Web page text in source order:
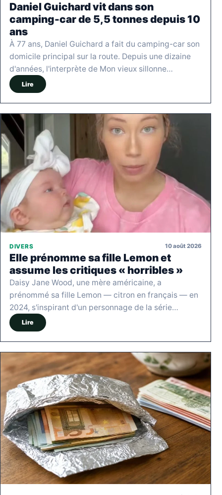
Daniel Guichard vit dans son
camping-car de 5,5 tonnes depuis 10
ans
À 77 ans, Daniel Guichard a fait du camping-car son
domicile principal sur la route. Depuis une dizaine
d'années, l'interprète de Mon vieux sillonne…
Lire
DIVERS 10 août 2026
Elle prénomme sa fille Lemon et
assume les critiques « horribles »
Daisy Jane Wood, une mère américaine, a
prénommé sa fille Lemon — citron en français — en
2024, s'inspirant d'un personnage de la série…
Lire